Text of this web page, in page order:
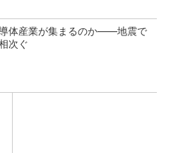
体産業が集まるのか――地震で
次ぐ